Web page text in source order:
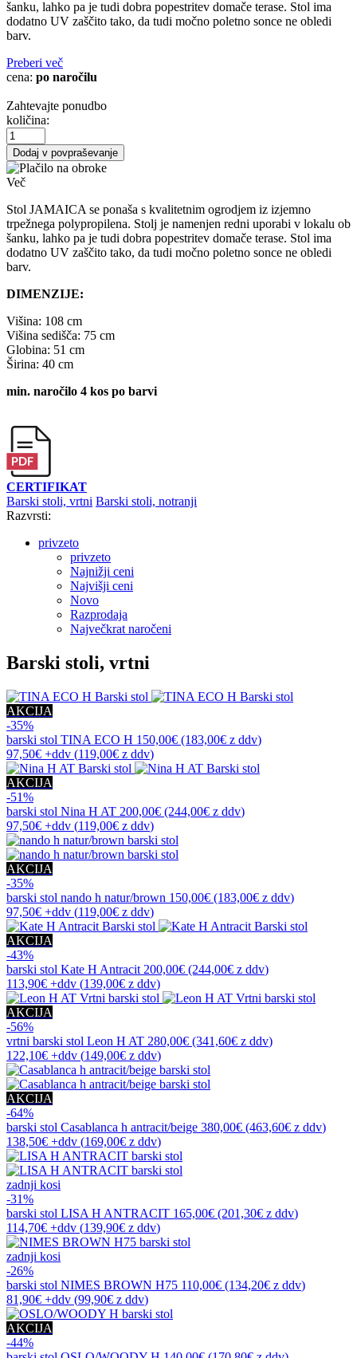
šanku, lahko pa je tudi dobra popestritev domače terase. Stol ima
dodatno UV zaščito tako, da tudi močno poletno sonce ne obledi
barv.
Preberi več
cena: po naročilu
Zahtevajte ponudbo
količina:
Dodaj v povpraševanje
Več
Stol JAMAICA se ponaša s kvalitetnim ogrodjem iz izjemno
trpežnega polypropilena. Stolj je namenjen redni uporabi v lokalu ob
šanku, lahko pa je tudi dobra popestritev domače terase. Stol ima
dodatno UV zaščito tako, da tudi močno poletno sonce ne obledi
barv.
DIMENZIJE:
Višina: 108 cm
Višina sedišča: 75 cm
Globina: 51 cm
Širina: 40 cm
min. naročilo 4 kos po barvi
CERTIFIKAT
Barski stoli, vrtni Barski stoli, notranji
Razvrsti:
privzeto
privzeto
Najnižji ceni
Najvišji ceni
Novo
Razprodaja
Največkrat naročeni
Barski stoli, vrtni
AKCIJA
-35%
barski stol TINA ECO H 150,00€ (183,00€ z ddv)
97,50€ +ddv (119,00€ z ddv)
AKCIJA
-51%
barski stol Nina H AT 200,00€ (244,00€ z ddv)
97,50€ +ddv (119,00€ z ddv)
AKCIJA
-35%
barski stol nando h natur/brown 150,00€ (183,00€ z ddv)
97,50€ +ddv (119,00€ z ddv)
AKCIJA
-43%
barski stol Kate H Antracit 200,00€ (244,00€ z ddv)
113,90€ +ddv (139,00€ z ddv)
AKCIJA
-56%
vrtni barski stol Leon H AT 280,00€ (341,60€ z ddv)
122,10€ +ddv (149,00€ z ddv)
AKCIJA
-64%
barski stol Casablanca h antracit/beige 380,00€ (463,60€ z ddv)
138,50€ +ddv (169,00€ z ddv)
zadnji kosi
-31%
barski stol LISA H ANTRACIT 165,00€ (201,30€ z ddv)
114,70€ +ddv (139,90€ z ddv)
zadnji kosi
-26%
barski stol NIMES BROWN H75 110,00€ (134,20€ z ddv)
81,90€ +ddv (99,90€ z ddv)
AKCIJA
-44%